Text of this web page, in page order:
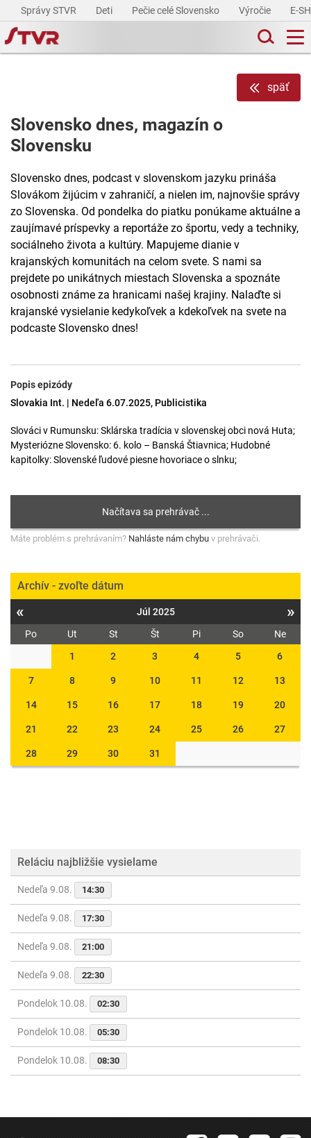
Správy STVR Deti Pečie celé Slovensko Výročie E-
späť
Slovensko dnes, magazín o
Slovensku
Slovensko dnes, podcast v slovenskom jazyku prináša
Slovákom žijúcim v zahraničí, a nielen im, najnovšie správy
zo Slovenska. Od pondelka do piatku ponúkame aktuálne a
zaujímavé príspevky a reportáže zo športu, vedy a techniky,
sociálneho života a kultúry. Mapujeme dianie v
krajanských komunitách na celom svete. S nami sa
prejdete po unikátnych miestach Slovenska a spoznáte
osobnosti známe za hranicami našej krajiny. Nalaďte si
krajanské vysielanie kedykoľvek a kdekoľvek na svete na
podcaste Slovensko dnes!
Popis epizódy
Slovakia Int. | Nedeľa 6.07.2025, Publicistika
Slováci v Rumunsku: Sklárska tradícia v slovenskej obci nová Huta;
Mysteriózne Slovensko: 6. kolo – Banská Štiavnica; Hudobné
kapitolky: Slovenské ľudové piesne hovoriace o slnku;
Máte problém s prehrávaním? Nahláste nám chybu v prehrávači.
Archív - zvoľte dátum
« Júl 2025 »
Po Ut St Št Pi So
Ne
1
2 3 4 5 6
7 8 9 10 11 12 13
14 15 16 17 18 19 20
21 22 23 24 25 26 27
28 29 30 31
Reláciu najbližšie vysielame
Nedeľa 9.08. 14:30
Nedeľa 9.08. 17:30
Nedeľa 9.08. 21:00
Nedeľa 9.08. 22:30
Pondelok 10.08. 02:30
Pondelok 10.08. 05:30
Pondelok 10.08. 08:30